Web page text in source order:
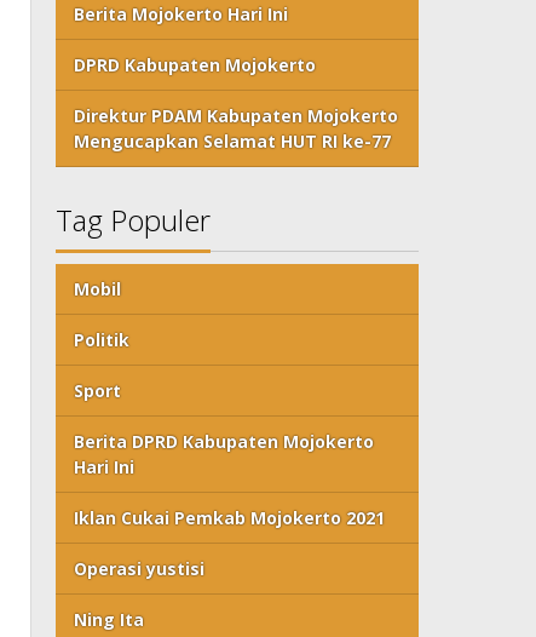
Berita Mojokerto Hari Ini
DPRD Kabupaten Mojokerto
Direktur PDAM Kabupaten Mojokerto
Mengucapkan Selamat HUT RI ke-77
Tag Populer
Mobil
Politik
Sport
Berita DPRD Kabupaten Mojokerto
Hari Ini
Iklan Cukai Pemkab Mojokerto 2021
Operasi yustisi
Ning Ita